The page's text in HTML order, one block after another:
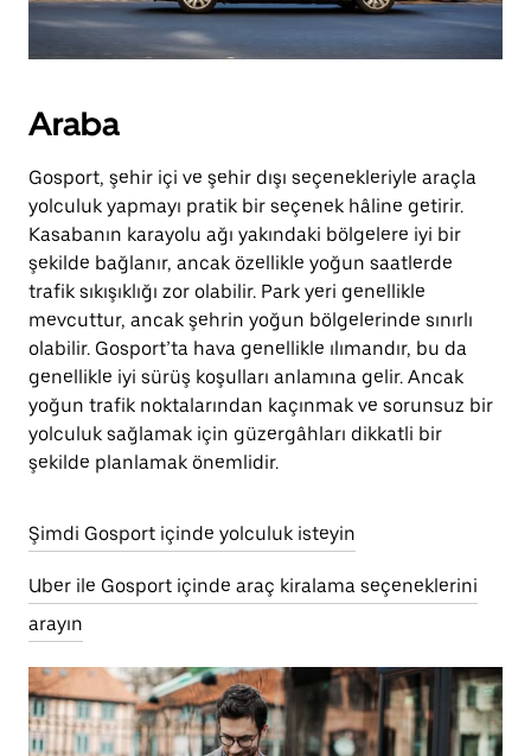
Araba
Gosport, şehir içi ve şehir dışı seçenekleriyle araçla
yolculuk yapmayı pratik bir seçenek hâline getirir.
Kasabanın karayolu ağı yakındaki bölgelere iyi bir
şekilde bağlanır, ancak özellikle yoğun saatlerde
trafik sıkışıklığı zor olabilir. Park yeri genellikle
mevcuttur, ancak şehrin yoğun bölgelerinde sınırlı
olabilir. Gosport’ta hava genellikle ılımandır, bu da
genellikle iyi sürüş koşulları anlamına gelir. Ancak
yoğun trafik noktalarından kaçınmak ve sorunsuz bir
yolculuk sağlamak için güzergâhları dikkatli bir
şekilde planlamak önemlidir.
Şimdi Gosport içinde yolculuk isteyin
Uber ile Gosport içinde araç kiralama seçeneklerini
arayın